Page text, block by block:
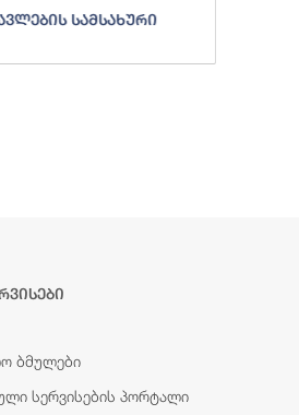
სამსახური
ბმულები
სერვისების პორტალი